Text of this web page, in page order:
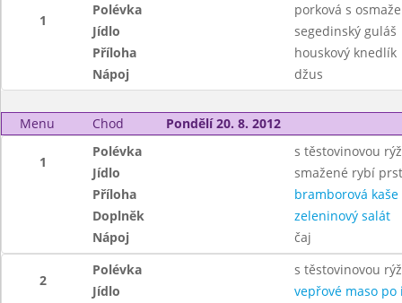
1
Polévka
porková s
Jídlo
segedinský guláš
Příloha
houskový knedlík
Nápoj
džus
Menu Chod Pondělí 20. 8. 2012
1
Polévka
s těstovinovou
Jídlo
smažené rybí
Příloha
bramborová kaše
Doplněk
zeleninový salát
Nápoj
čaj
2
Polévka
s těstovinovou
Jídlo
vepřové maso po